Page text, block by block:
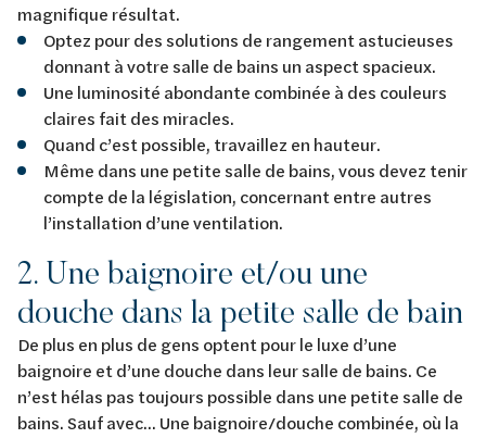
magnifique résultat.
Optez pour des solutions de rangement astucieuses
donnant à votre salle de bains un aspect spacieux.
Une luminosité abondante combinée à des couleurs
claires fait des miracles.
Quand c’est possible, travaillez en hauteur.
Même dans une petite salle de bains, vous devez tenir
compte de la législation, concernant entre autres
l’installation d’une ventilation.
2. Une baignoire et/ou une
douche dans la petite salle de bain
De plus en plus de gens optent pour le luxe d’une
baignoire et d’une douche dans leur salle de bains. Ce
n’est hélas pas toujours possible dans une petite salle de
bains. Sauf avec... Une baignoire/douche combinée, où la